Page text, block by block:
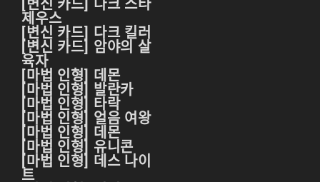
[변신 카드] 다크 스타
제우스
[변신 카드] 다크 킬러
[변신 카드] 암야의 살
육자
[마법 인형] 데몬
[마법 인형] 발란카
[마법 인형] 타락
[마법 인형] 얼음 여왕
[마법 인형] 데몬
[마법 인형] 유니콘
[마법 인형] 데스 나이
트